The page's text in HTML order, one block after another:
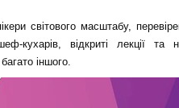
світового масштабу,
кухарів, відкриті лекції та
іншого.